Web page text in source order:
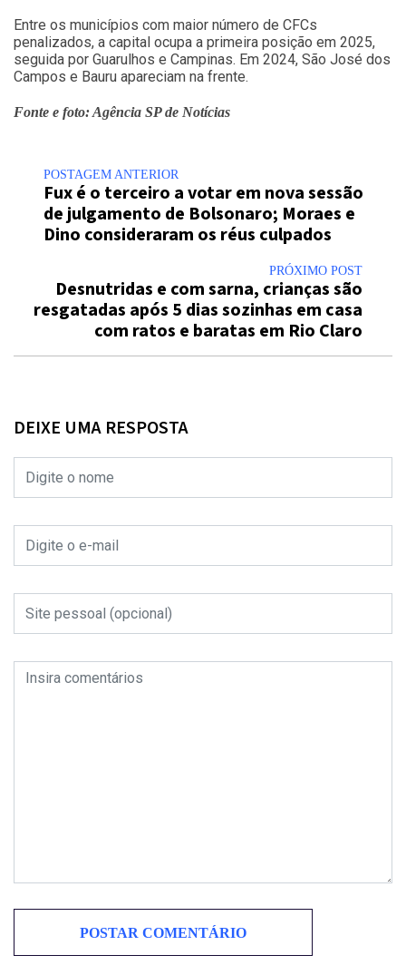
Entre os municípios com maior número de CFCs
penalizados, a capital ocupa a primeira posição em 2025,
seguida por Guarulhos e Campinas. Em 2024, São José dos
Campos e Bauru apareciam na frente.
Fonte e foto: Agência SP de Notícias
POSTAGEM ANTERIOR
Fux é o terceiro a votar em nova sessão
de julgamento de Bolsonaro; Moraes e
Dino consideraram os réus culpados
PRÓXIMO POST
Desnutridas e com sarna, crianças são
resgatadas após 5 dias sozinhas em casa
com ratos e baratas em Rio Claro
DEIXE UMA RESPOSTA